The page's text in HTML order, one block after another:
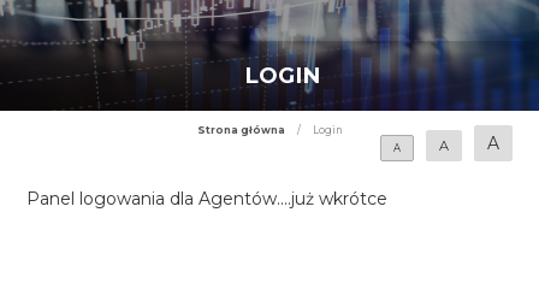
LOGIN
Strona główna /
Login
A
A A
Panel logowania dla Agentów....już wkrótce